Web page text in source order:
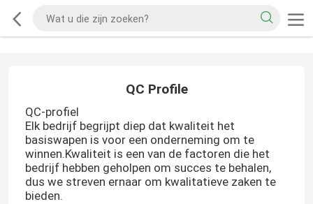
QC Profile
QC-profiel
Elk bedrijf begrijpt diep dat kwaliteit het
basiswapen is voor een onderneming om te
winnen.Kwaliteit is een van de factoren die het
bedrijf hebben geholpen om succes te behalen,
dus we streven ernaar om kwalitatieve zaken te
bieden.